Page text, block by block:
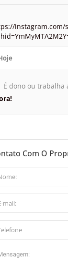
instagram.com/
É dono ou trabalha
Com O